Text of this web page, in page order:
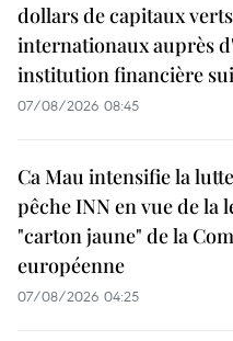
dollars de capitaux verts
internationaux auprès
institution financière
07/08/2026 08:45
Ca Mau intensifie la
pêche INN en vue de la
"carton jaune" de la
européenne
07/08/2026 04:25